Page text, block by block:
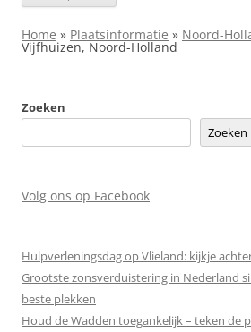
Home » Plaatsinformatie » Noord-
Vijfhuizen, Noord-Holland
Zoeken
Zoeken
Volg ons op Facebook
Hulpverleningsdag op Vlieland: kijkje
Grootste zonsverduistering in Nederland
beste plekken
Houd de Wadden toegankelijk – teken de